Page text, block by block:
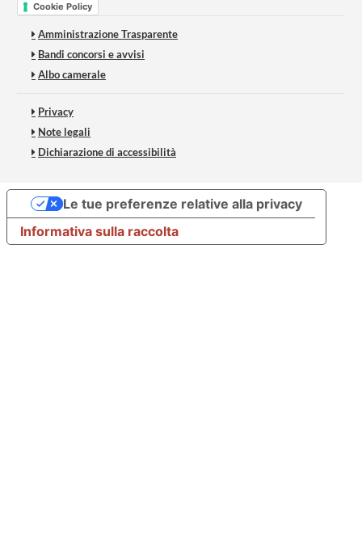
Cookie Policy
Amministrazione Trasparente
Bandi concorsi e avvisi
Albo camerale
Privacy
Note legali
Dichiarazione di accessibilità
Informativa sulla raccolta
Le tue preferenze relative alla privacy